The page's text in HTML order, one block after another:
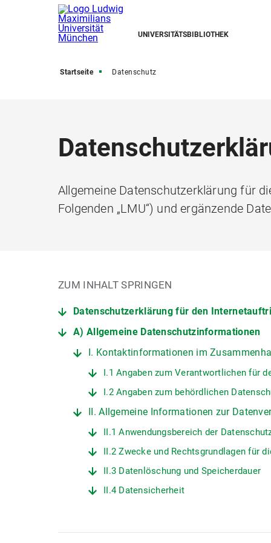
UNIVERSITÄTSBIBLIOTHEK
Startseite Datenschutz
Allgemeine Datenschutzerklärung für
Folgenden „LMU“) und ergänzende
ZUM INHALT SPRINGEN
Datenschutzerklärung für den
A) Allgemeine Datenschutzinformationen
I. Kontaktinformationen im
I.1 Angaben zum Verantwortlichen für
I.2 Angaben zum behördlichen
II. Allgemeine Informationen zur
II.1 Anwendungsbereich der
II.2 Zwecke und Rechtsgrundlagen für
II.3 Datenlöschung und Speicherdauer
II.4 Datensicherheit